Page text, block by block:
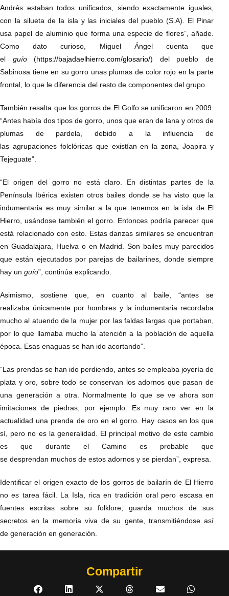
Andrés estaban todos unificados, siendo exactamente iguales,
con la silueta de la isla y las iniciales del pueblo (S.A). El Pinar
usa papel de aluminio que forma una especie de flores”, añade.
Como dato curioso, Miguel Ángel cuenta que
el guío(https://bajadaelhierro.com/glosario/) del pueblo de
Sabinosa tiene en su gorro unas plumas de color rojo en la parte
frontal, lo que le diferencia del resto de componentes del grupo.
También resalta que los gorros de El Golfo se unificaron en 2009.
“Antes había dos tipos de gorro, unos que eran de lana y otros de
plumas de pardela, debido a la influencia de
las agrupaciones folclóricas que existían en la zona, Joapira y
Tejeguate”.
“El origen del gorro no está claro. En distintas partes de la
Península Ibérica existen otros bailes donde se ha visto que la
indumentaria es muy similar a la que tenemos en la isla de El
Hierro, usándose también el gorro. Entonces podría parecer que
está relacionado con esto. Estas danzas similares se encuentran
en Guadalajara, Huelva o en Madrid. Son bailes muy parecidos
que están ejecutados por parejas de bailarines, donde siempre
hay un guío”, continúa explicando.
Asimismo, sostiene que, en cuanto al baile, “antes se
realizaba únicamente por hombres y la indumentaria recordaba
mucho al atuendo de la mujer por las faldas largas que portaban,
por lo que llamaba mucho la atención a la población de aquella
época. Esas enaguas se han ido acortando”.
“Las prendas se han ido perdiendo, antes se empleaba joyería de
plata y oro, sobre todo se conservan los adornos que pasan de
una generación a otra. Normalmente lo que se ve ahora son
imitaciones de piedras, por ejemplo. Es muy raro ver en la
actualidad una prenda de oro en el gorro. Hay casos en los que
sí, pero no es la generalidad. El principal motivo de este cambio
es que durante el Camino es probable que
se desprendan muchos de estos adornos y se pierdan”, expresa.
Identificar el origen exacto de los gorros de bailarín de El Hierro
no es tarea fácil. La Isla, rica en tradición oral pero escasa en
fuentes escritas sobre su folklore, guarda muchos de sus
secretos en la memoria viva de su gente, transmitiéndose así
de generación en generación.
Compartir